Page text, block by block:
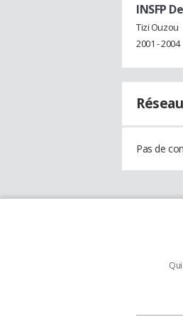
INSFP
Tizi Ouzou
2001 - 2004
Réseau
Pas de